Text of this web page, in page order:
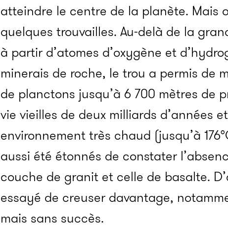
atteindre le centre de la planète. Mais
quelques trouvailles. Au-delà de la
à partir d’atomes d’oxygène et
minerais de roche, le trou a permis de
de planctons jusqu’à 6 700 mètres de
vie vieilles de deux milliards d’années
environnement très chaud (jusqu’à
aussi été étonnés de constater
couche de granit et celle de basalte.
essayé de creuser davantage,
mais sans succès.